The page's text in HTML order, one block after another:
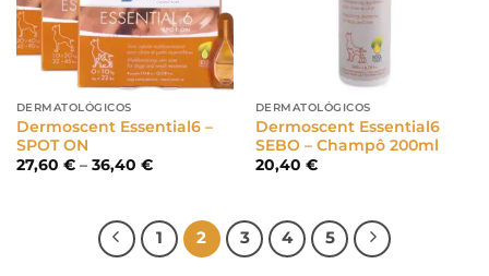
DERMATOLÓGICOS
Dermoscent Essential6 –
SPOT ON
27,60 € – 36,40 €Price
36,40 €
DERMATOLÓGICOS
Dermoscent Essential6
SEBO – Champô 200ml
20,40 €
1 2 3 4 5